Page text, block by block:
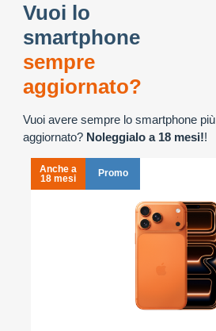
Vuoi lo
smartphone
sempre
aggiornato?
Vuoi avere sempre lo smartphone più
aggiornato? Noleggialo a 18 mesi!!
Anche a
18 mesi
Promo